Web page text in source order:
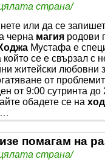
страна/
или да се
черна магия родови
Мустафа е
се е свързал с
житейски любовни
от
от 9:00 сутринта
обадете се на
…
страна/